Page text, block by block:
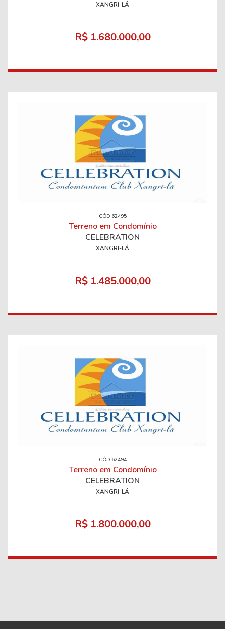
XANGRI-LÁ
R$ 1.680.000,00
CÓD 62495
Terreno em Condomínio
CELEBRATION
XANGRI-LÁ
R$ 1.485.000,00
CÓD 62494
Terreno em Condomínio
CELEBRATION
XANGRI-LÁ
R$ 1.800.000,00